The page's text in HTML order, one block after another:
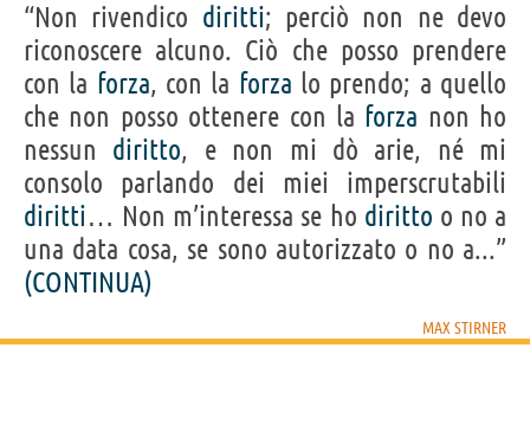
“Non rivendico diritti; perciò non ne devo
riconoscere alcuno. Ciò che posso prendere
con la forza, con la forza lo prendo; a quello
che non posso ottenere con la forza non ho
nessun diritto, e non mi dò arie, né mi
consolo parlando dei miei imperscrutabili
diritti… Non m’interessa se ho diritto o no a
una data cosa, se sono autorizzato o no a...”
(CONTINUA)
MAX STIRNER